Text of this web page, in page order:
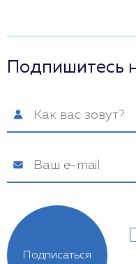
Подпишитесь
Подписаться